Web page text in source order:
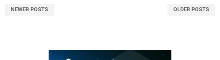
NEWER POSTS OLDER POSTS